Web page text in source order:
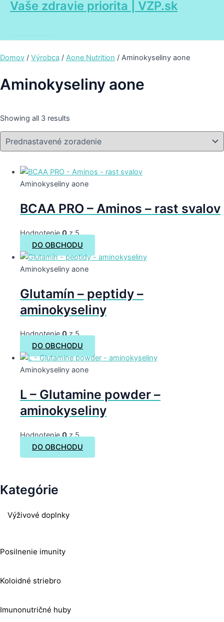
Preskočiť
Vaše zdravie priorita | VZP.sk
Main
Menu
Kategórie
Výživové doplnky
Posilnenie imunity
Koloidné striebro
Imunonutričné huby
Domov / Výrobca / Aone Nutrition / Aminokyseliny aone
Aminokyseliny aone
Showing all 3 results
Aminokyseliny aone
BCAA PRO – Aminos – rast svalov
Hodnotenie0z 5
DO OBCHODU
Aminokyseliny aone
Glutamín – peptidy –
aminokyseliny
Hodnotenie0z 5
DO OBCHODU
Aminokyseliny aone
L – Glutamine powder –
aminokyseliny
Hodnotenie0z 5
DO OBCHODU